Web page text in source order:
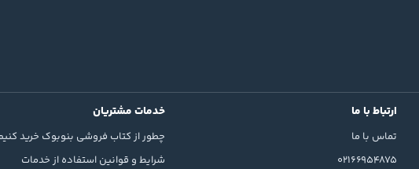
ارتباط با ما
تماس با ما
02166954875
خدمات مشتریان
چطور از کتاب فروشی بنوبوک خرید
شرایط و قوانین استفاده از خدمات